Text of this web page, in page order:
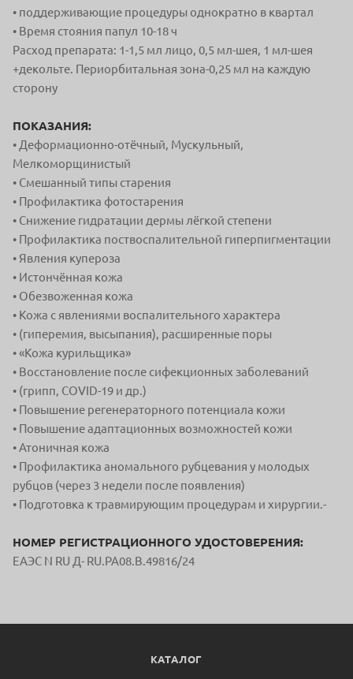
• поддерживающие процедуры однократно в квартал
• Время стояния папул 10-18 ч
Расход препарата: 1-1,5 мл лицо, 0,5 мл-шея, 1 мл-шея
+декольте. Периорбитальная зона-0,25 мл на каждую
сторону
ПОКАЗАНИЯ:
• Деформационно-отёчный, Мускульный,
Мелкоморщинистый
• Смешанный типы старения
• Профилактика фотостарения
• Снижение гидратации дермы лёгкой степени
• Профилактика поствоспалительной гиперпигментации
• Явления купероза
• Истончённая кожа
• Обезвоженная кожа
• Кожа с явлениями воспалительного характера
• (гиперемия, высыпания), расширенные поры
• «Кожа курильщика»
• Восстановление после сифекционных заболеваний
• (грипп, СOVID-19 и др.)
• Повышение регенераторного потенциала кожи
• Повышение адаптационных возможностей кожи
• Атоничная кожа
• Профилактика аномального рубцевания у молодых
рубцов (через 3 недели после появления)
• Подготовка к травмирующим процедурам и хирургии.-
НОМЕР РЕГИСТРАЦИОННОГО УДОСТОВЕРЕНИЯ:
ЕАЭС N RU Д- RU.PA08.B.49816/24
КАТАЛОГ